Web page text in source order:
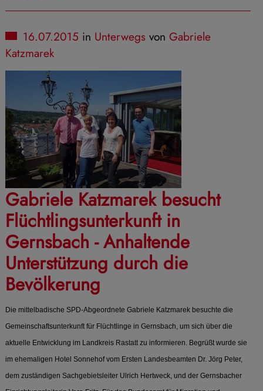
16.07.2015 in Unterwegs von Gabriele
Katzmarek
Gabriele Katzmarek besucht
Flüchtlingsunterkunft in
Gernsbach - Anhaltende
Unterstützung durch die
Bevölkerung
Die mittelbadische SPD-Abgeordnete Gabriele Katzmarek besuchte die
Gemeinschaftsunterkunft für Flüchtlinge in Gernsbach, um sich über die
aktuelle Entwicklung im Landkreis Rastatt zu informieren. Begrüßt wurde sie
im ehemaligen Hotel Sonnehof vom Ersten Landesbeamten Dr. Jörg Peter,
dem zuständigen Sachgebietsleiter Ulrich Hertweck, und der Gernsbacher